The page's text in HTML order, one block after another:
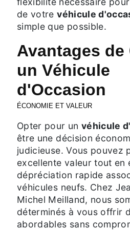
de votrevéhicule
simple que possible.
Avantages
un Véhicule
d'Occasion
ÉCONOMIE ET VALEUR
Opter pour un véhicule
être une décision
judicieuse. Vous pouvez
excellente valeur tout en
dépréciation rapide
véhicules neufs. Chez
Michel Meilland, nous
déterminés à vous offrir
abordables sans